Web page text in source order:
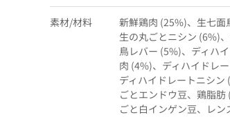
素材/材料
新鮮鶏肉 (25%)、生七面
生の丸ごとニシン (6%)
鳥レバー (5%)、ディハ
肉 (4%)、ディハイドレ
ディハイドレートニシ
ごとエンドウ豆、鶏脂
ごと白インゲン豆、レ